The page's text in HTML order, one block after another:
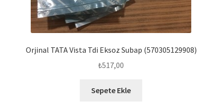
Orjinal TATA Vista Tdi Eksoz Subap (570305129908)
₺517,00
Sepete Ekle